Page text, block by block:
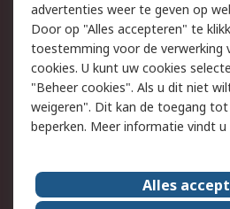
Wettelijk
Cookiebeleid
Privacybeleid
Algemene
verkoopvoorwaarden
Over RS
advertenties weer te geven op
Door op "Alles accepteren" te
toestemming voor de verwerking
cookies. U kunt uw cookies
"Beheer cookies". Als u dit niet
weigeren". Dit kan de toegang
beperken. Meer informatie vindt u
Alles